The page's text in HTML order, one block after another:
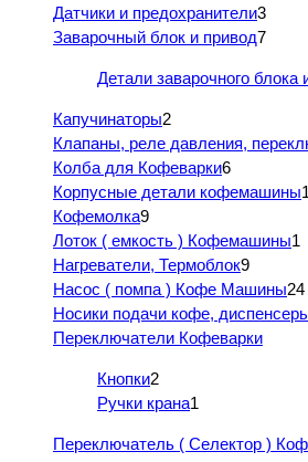
Датчики и предохранители3
Заварочный блок и привод7
Детали заварочного блока
Капучинаторы2
Клапаны, реле давления,
Колба для Кофеварки6
Корпусные детали кофемашины1
Кофемолка9
Лоток ( емкость ) Кофемашины1
Нагреватели, Термоблок9
Насос ( помпа ) Кофе Машины24
Носики подачи кофе,
Переключатели Кофеварки
Кнопки2
Ручки крана1
Переключатель ( Селектор )